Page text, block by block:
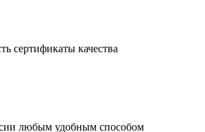
сертификаты качества
любым удобным способом